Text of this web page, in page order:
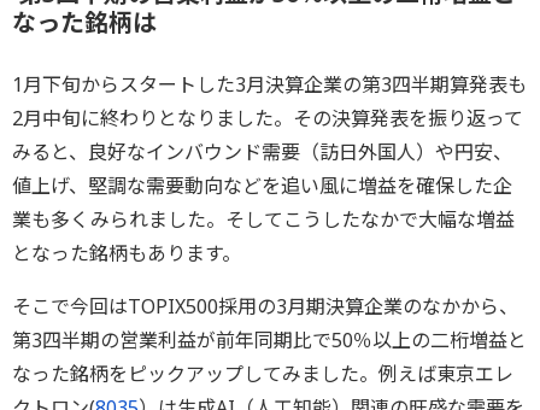
なった銘柄は
1月下旬からスタートした3月決算企業の第3四半期算発表も
2月中旬に終わりとなりました。その決算発表を振り返って
みると、良好なインバウンド需要（訪日外国人）や円安、
値上げ、堅調な需要動向などを追い風に増益を確保した企
業も多くみられました。そしてこうしたなかで大幅な増益
となった銘柄もあります。
そこで今回はTOPIX500採用の3月期決算企業のなかから、
第3四半期の営業利益が前年同期比で50％以上の二桁増益と
なった銘柄をピックアップしてみました。例えば東京エレ